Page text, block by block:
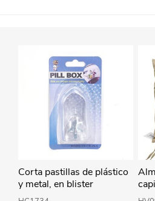
Corta pastillas de plástico
y metal, en blister